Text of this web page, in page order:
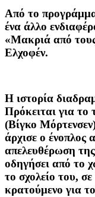
Από το
ένα άλλο
«Μακριά από
Ελχοφέν.
Η ιστορία
Πρόκειται για το
(Βίγκο
άρχισε ο ένοπλος
απελευθέρωση
οδηγήσει από το
το σχολείο του,
κρατούμενο για